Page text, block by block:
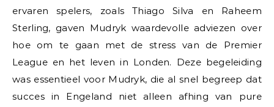
ervaren spelers, zoals Thiago Silva en Raheem
Sterling, gaven Mudryk waardevolle adviezen over
hoe om te gaan met de stress van de Premier
League en het leven in Londen. Deze begeleiding
was essentieel voor Mudryk, die al snel begreep dat
succes in Engeland niet alleen afhing van pure